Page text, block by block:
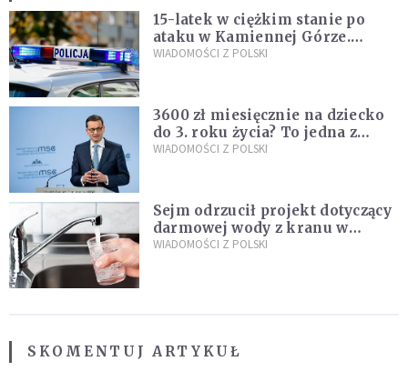
15-latek w ciężkim stanie po
ataku w Kamiennej Górze.
Policja zatrzymała dwóch
WIADOMOŚCI Z POLSKI
3600 zł miesięcznie na dziecko
do 3. roku życia? To jedna z
propozycji programu "Rozwój
WIADOMOŚCI Z POLSKI
Sejm odrzucił projekt dotyczący
darmowej wody z kranu w
restauracjach
WIADOMOŚCI Z POLSKI
SKOMENTUJ ARTYKUŁ